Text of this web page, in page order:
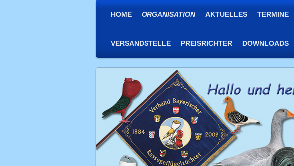
HOME ORGANISATION AKTUELLES TERMINE
VERSANDSTELLE PREISRICHTER DOWNLOADS